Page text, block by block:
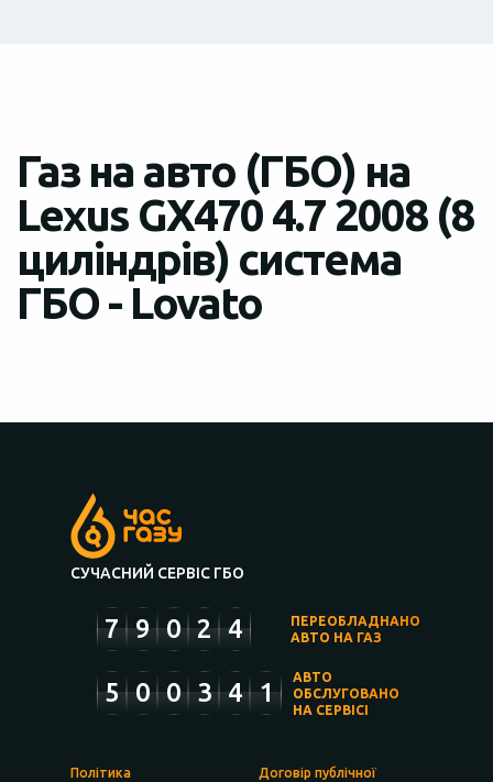
Газ на авто (ГБО) на
Lexus GX470 4.7 2008 (8
циліндрів) система
ГБО - Lovato
СУЧАСНИЙ СЕРВІС ГБО
7 9 0 2 4
ПЕРЕОБЛАДНАНО
АВТО НА ГАЗ
5 0 0 3 4 1
АВТО
ОБСЛУГОВАНО
НА СЕРВІСІ
Політика
Договір публічної